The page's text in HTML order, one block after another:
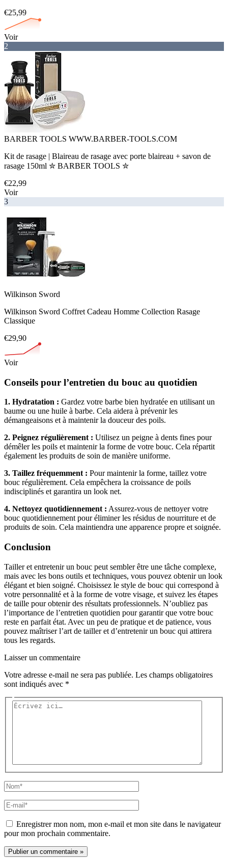
€25,99
Voir
2
BARBER TOOLS WWW.BARBER-TOOLS.COM
Kit de rasage | Blaireau de rasage avec porte blaireau + savon de
rasage 150ml ✮ BARBER TOOLS ✮
€22,99
Voir
3
Wilkinson Sword
Wilkinson Sword Coffret Cadeau Homme Collection Rasage
Classique
€29,90
Voir
Conseils pour l’entretien du bouc au quotidien
1. Hydratation : Gardez votre barbe bien hydratée en utilisant un
baume ou une huile à barbe. Cela aidera à prévenir les
démangeaisons et à maintenir la douceur des poils.
2. Peignez régulièrement : Utilisez un peigne à dents fines pour
démêler les poils et maintenir la forme de votre bouc. Cela répartit
également les produits de soin de manière uniforme.
3. Taillez fréquemment : Pour maintenir la forme, taillez votre
bouc régulièrement. Cela empêchera la croissance de poils
indisciplinés et garantira un look net.
4. Nettoyez quotidiennement : Assurez-vous de nettoyer votre
bouc quotidiennement pour éliminer les résidus de nourriture et de
produits de soin. Cela maintiendra une apparence propre et soignée.
Conclusion
Tailler et entretenir un bouc peut sembler être une tâche complexe,
mais avec les bons outils et techniques, vous pouvez obtenir un look
élégant et bien soigné. Choisissez le style de bouc qui correspond à
votre personnalité et à la forme de votre visage, et suivez les étapes
de taille pour obtenir des résultats professionnels. N’oubliez pas
l’importance de l’entretien quotidien pour garantir que votre bouc
reste en parfait état. Avec un peu de pratique et de patience, vous
pouvez maîtriser l’art de tailler et d’entretenir un bouc qui attirera
tous les regards.
Laisser un commentaire
Votre adresse e-mail ne sera pas publiée. Les champs obligatoires
sont indiqués avec *
Écrivez
Nom*
E-
mail*
Enregistrer mon nom, mon e-mail et mon site dans le navigateur
pour mon prochain commentaire.